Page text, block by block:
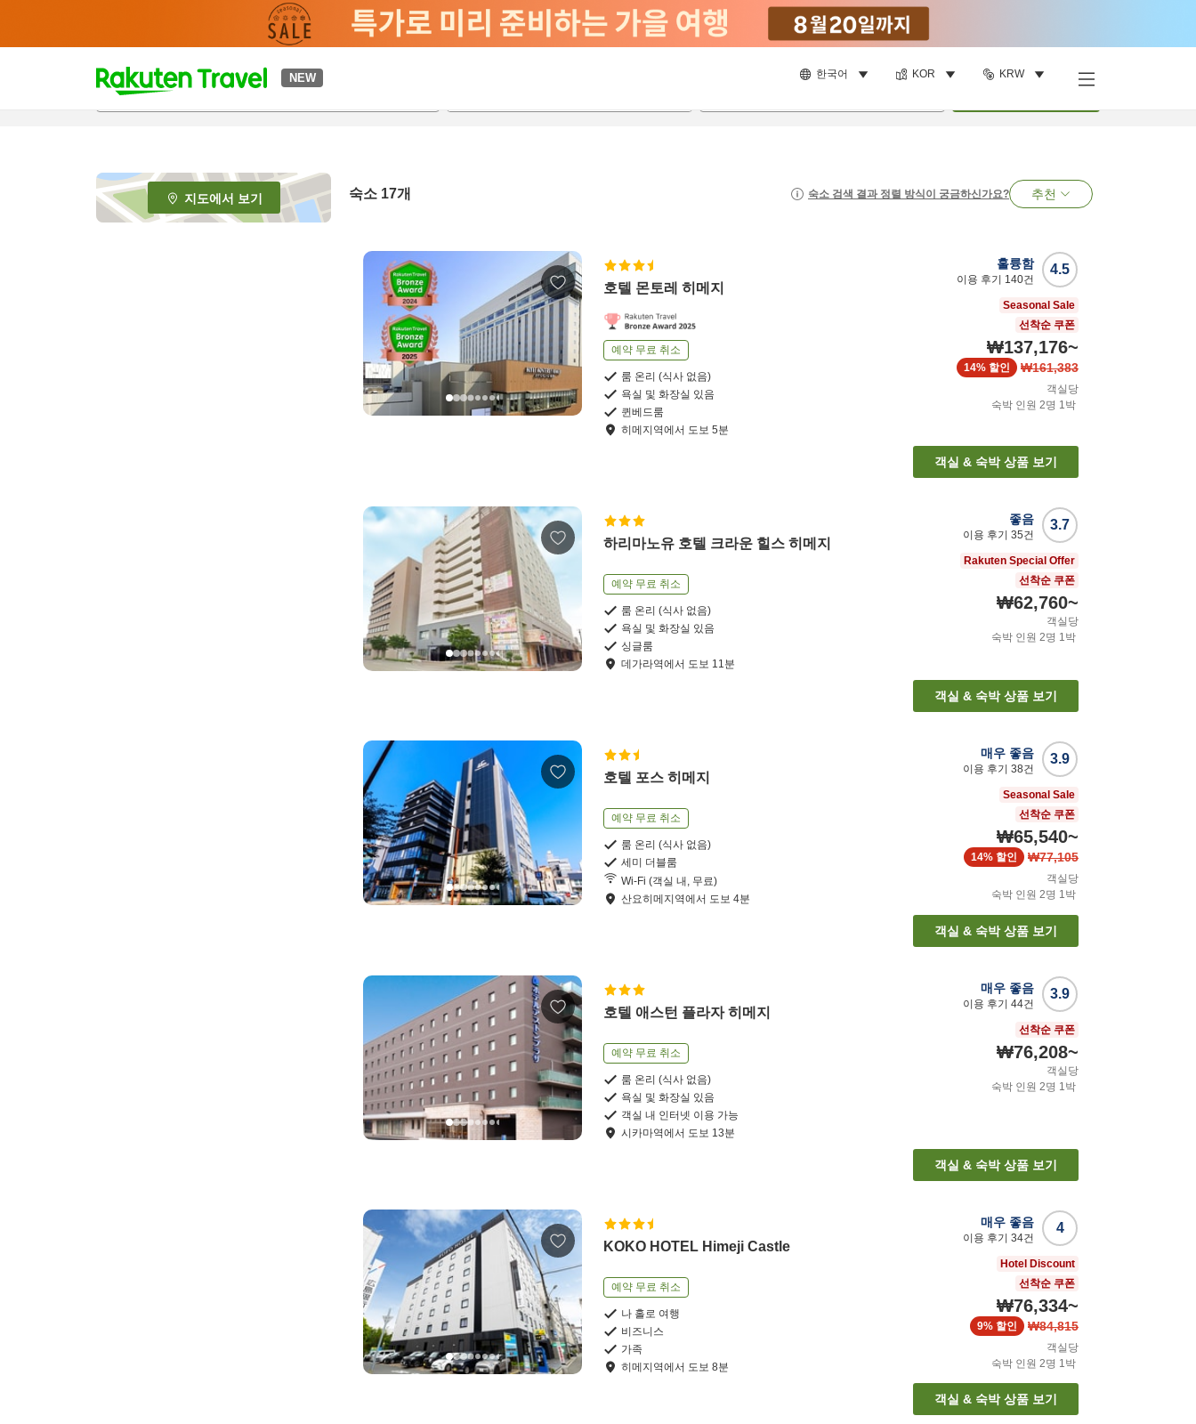
NEW 한국어 KOR KRW
t
p
e
_
s
지도에서 보기 숙소 17개 숙소 검색 결과 정렬 방식이 궁금하신가요? 추천
호텔 몬토레 히메지
예약 무료 취소
룸 온리 (식사 없음)
욕실 및 화장실 있음
퀸베드룸
히메지역에서 도보 5분
4.5
훌륭함
이용 후기 140건
Seasonal Sale
선착순 쿠폰
₩137,176~
₩161,383
14% 할인
객실당
숙박 인원 2명 1박
객실 & 숙박 상품 보기
하리마노유 호텔 크라운 힐스 히메지
예약 무료 취소
룸 온리 (식사 없음)
욕실 및 화장실 있음
싱글룸
데가라역에서 도보 11분
3.7
좋음
이용 후기 35건
Rakuten Special Offer
선착순 쿠폰
₩62,760~
객실당
숙박 인원 2명 1박
객실 & 숙박 상품 보기
호텔 포스 히메지
예약 무료 취소
룸 온리 (식사 없음)
세미 더블룸
Wi-Fi (객실 내, 무료)
산요히메지역에서 도보 4분
3.9
매우 좋음
이용 후기 38건
Seasonal Sale
선착순 쿠폰
₩65,540~
₩77,105
14% 할인
객실당
숙박 인원 2명 1박
객실 & 숙박 상품 보기
호텔 애스턴 플라자 히메지
예약 무료 취소
룸 온리 (식사 없음)
욕실 및 화장실 있음
객실 내 인터넷 이용 가능
시카마역에서 도보 13분
3.9
매우 좋음
이용 후기 44건
선착순 쿠폰
₩76,208~
객실당
숙박 인원 2명 1박
객실 & 숙박 상품 보기
KOKO HOTEL Himeji Castle
예약 무료 취소
나 홀로 여행
비즈니스
가족
히메지역에서 도보 8분
4
매우 좋음
이용 후기 34건
Hotel Discount
선착순 쿠폰
₩76,334~
₩84,815
9% 할인
객실당
숙박 인원 2명 1박
객실 & 숙박 상품 보기